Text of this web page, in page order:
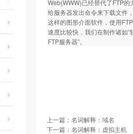
Web(WWW)已经替代了FTP
给服务器发出命令来下载文件
这样的图形介面软件，使用
速度比较快，我们在制作诸如
FTP服务器”。
上一篇： 名词解释：域名
下一篇： 名词解释：虚拟主机